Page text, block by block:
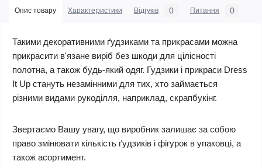
Опис товару Характеристики Відгуків 0 Питання 0
Такими декоративними ґудзиками та прикрасами можна
прикрасити в'язане виріб без шкоди для цілісності
полотна, а також будь-який одяг. Гудзики і прикраси Dress
It Up стануть незамінними для тих, хто займається
різними видами рукоділля, наприклад, скрапбукінг.
Звертаємо Вашу увагу, що виробник залишає за собою
право змінювати кількість ґудзиків і фігурок в упаковці, а
також асортимент.